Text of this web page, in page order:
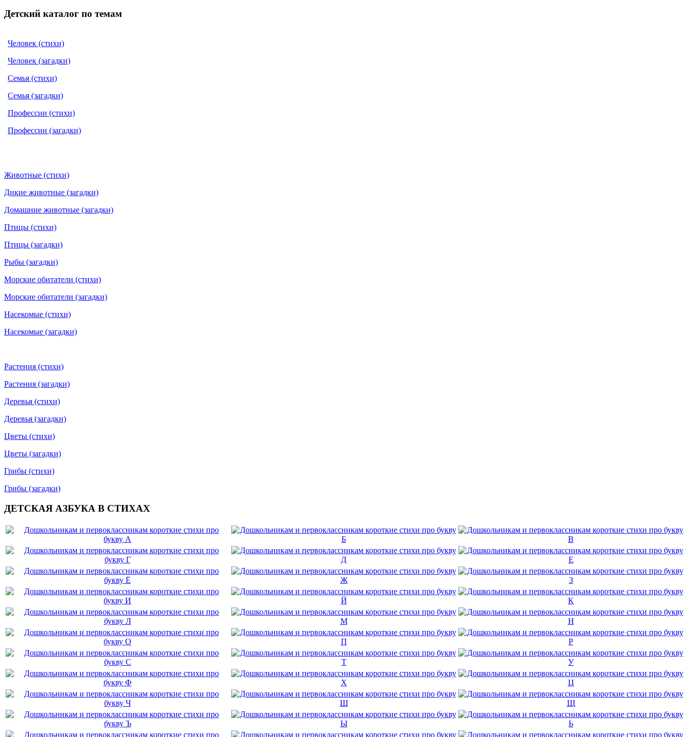
Детский каталог по темам
Человек (стихи)
Человек (загадки)
Семья (стихи)
Семья (загадки)
Профессии (стихи)
Профессии (загадки)
Животные (стихи)
Дикие животные (загадки)
Домашние животные (загадки)
Птицы (стихи)
Птицы (загадки)
Рыбы (загадки)
Морские обитатели (стихи)
Морские обитатели (загадки)
Насекомые (стихи)
Насекомые (загадки)
Растения (стихи)
Растения (загадки)
Деревья (стихи)
Деревья (загадки)
Цветы (стихи)
Цветы (загадки)
Грибы (стихи)
Грибы (загадки)
ДЕТСКАЯ АЗБУКА В СТИХАХ